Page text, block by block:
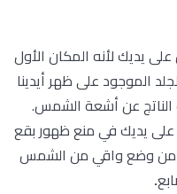
يديك لأنه المكان الأول
الموجود على ظهر أيدينا
الناتج عن أشعة الشمس.
يديك في منع ظهور بقع
من وضع واقي من الشمس
.